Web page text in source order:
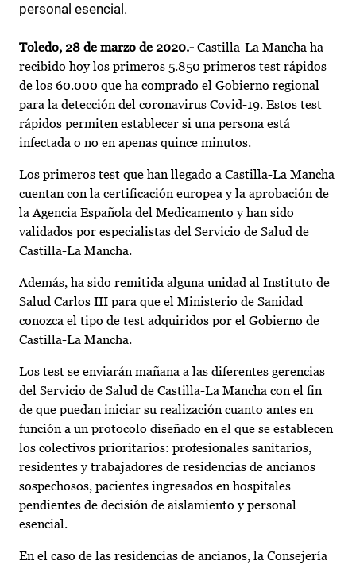
personal esencial.
Toledo, 28 de marzo de 2020.- Castilla-La Mancha ha
recibido hoy los primeros 5.850 primeros test rápidos
de los 60.000 que ha comprado el Gobierno regional
para la detección del coronavirus Covid-19. Estos test
rápidos permiten establecer si una persona está
infectada o no en apenas quince minutos.
Los primeros test que han llegado a Castilla-La Mancha
cuentan con la certificación europea y la aprobación de
la Agencia Española del Medicamento y han sido
validados por especialistas del Servicio de Salud de
Castilla-La Mancha.
Además, ha sido remitida alguna unidad al Instituto de
Salud Carlos III para que el Ministerio de Sanidad
conozca el tipo de test adquiridos por el Gobierno de
Castilla-La Mancha.
Los test se enviarán mañana a las diferentes gerencias
del Servicio de Salud de Castilla-La Mancha con el fin
de que puedan iniciar su realización cuanto antes en
función a un protocolo diseñado en el que se establecen
los colectivos prioritarios: profesionales sanitarios,
residentes y trabajadores de residencias de ancianos
sospechosos, pacientes ingresados en hospitales
pendientes de decisión de aislamiento y personal
esencial.
En el caso de las residencias de ancianos, la Consejería